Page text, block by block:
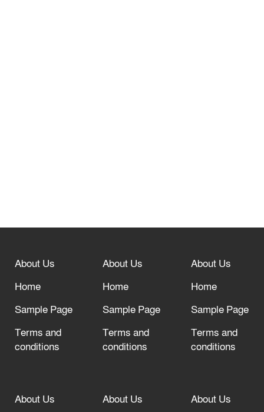
বিশ্ব ফুটবলের সর্বোচ্চ নিয়ন্ত্রক সংস্থার সাথে
দরজা খোলা রেখেছেন
About Us
Home
Sample Page
Terms and
conditions
About Us
Home
Sample Page
Terms and
conditions
About Us
Home
Sample Page
Terms and
conditions
About Us
About Us
About Us